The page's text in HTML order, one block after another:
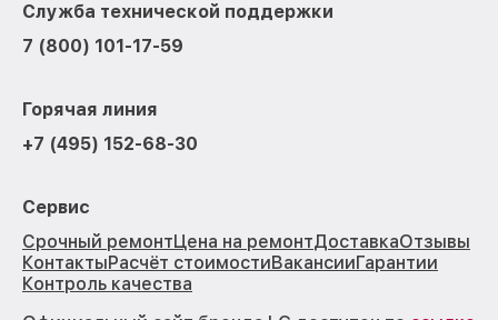
Служба технической поддержки
7 (800) 101-17-59
Горячая линия
+7 (495) 152-68-30
Сервис
Срочный ремонтЦена на ремонтДоставкаОтзывы
КонтактыРасчёт стоимостиВакансииГарантии
Контроль качества